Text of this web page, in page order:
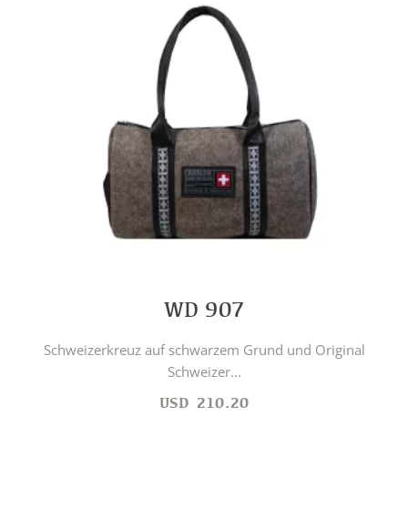
WD 907
Schweizerkreuz auf schwarzem Grund und Original
Schweizer...
USD 210.20